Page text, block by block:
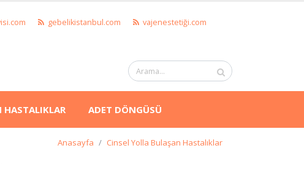
gebelikistanbul.com vajenestetiği.com
HASTALIKLAR ADET DÖNGÜSÜ
Anasayfa Cinsel Yolla Bulaşan Hastalıklar